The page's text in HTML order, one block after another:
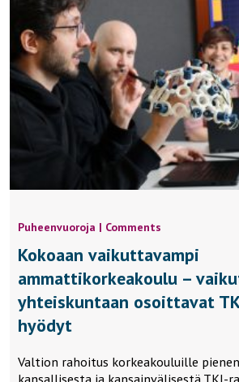
Puheenvuoroja | Comments
Kokoaan vaikuttavampi
ammattikorkeakoulu –
yhteiskuntaan osoittavat
hyödyt
Valtion rahoitus korkeakouluille